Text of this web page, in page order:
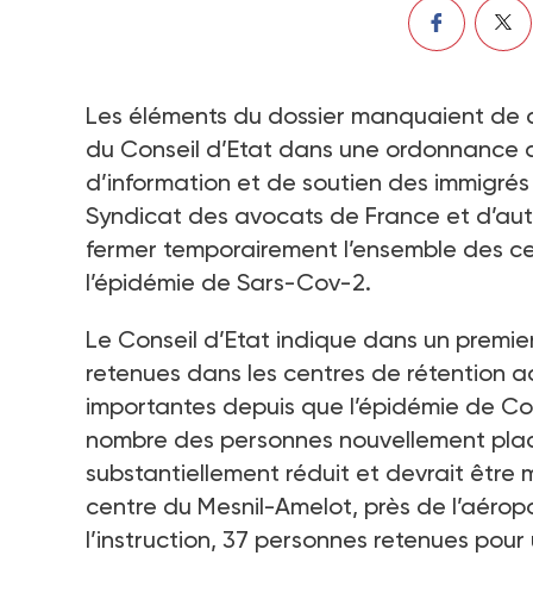
Les éléments du dossier manquaient de
du Conseil d’Etat dans une
d’information et de soutien des
Syndicat des avocats de France et
fermer temporairement l’ensemble des
l’épidémie de Sars-Cov-2.
Le Conseil d’Etat indique dans un
retenues dans les centres de rétention
importantes depuis que l’épidémie de
nombre des personnes nouvellement
substantiellement réduit et devrait être
centre du Mesnil-Amelot, près de
l’instruction, 37 personnes retenues